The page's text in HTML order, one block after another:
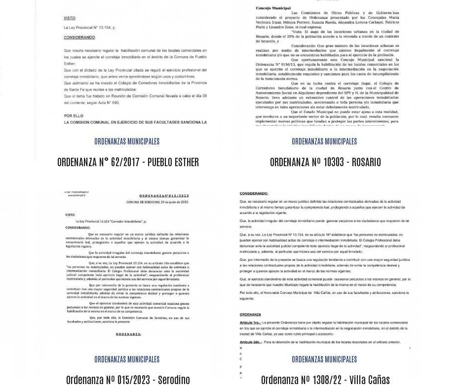
ORDENANZAS MUNICIPALES
ORDENANZA N° 62/2017 - PUEBLO ESTHER
ORDENANZAS MUNICIPALES
ORDENANZA Nº 10303 - ROSARIO
ORDENANZAS MUNICIPALES
Ordenanza Nº 015/2023 - Serodino
ORDENANZAS MUNICIPALES
Ordenanza Nº 1308/22 - Villa Cañas